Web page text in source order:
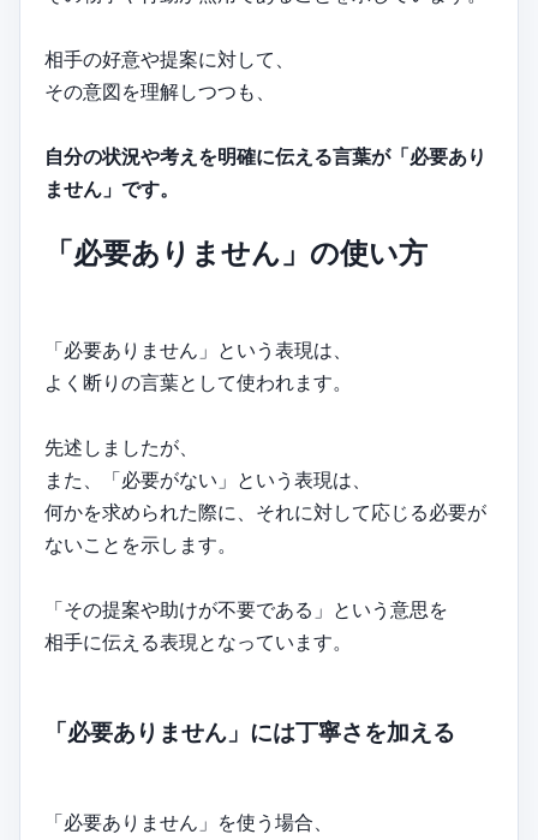
相手の好意や提案に対して、
その意図を理解しつつも、
自分の状況や考えを明確に伝える言葉が「必要あり
ません」です。
「必要ありません」の使い方
「必要ありません」という表現は、
よく断りの言葉として使われます。
先述しましたが、
また、「必要がない」という表現は、
何かを求められた際に、それに対して応じる必要が
ないことを示します。
「その提案や助けが不要である」という意思を
相手に伝える表現となっています。
「必要ありません」には丁寧さを加える
「必要ありません」を使う場合、